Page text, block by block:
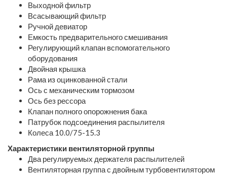
Выходной фильтр
Всасывающий фильтр
Ручной девиатор
Емкость предварительного смешивания
Регулирующий клапан вспомогательного
оборудования
Двойная крышка
Рама из оцинкованной стали
Ось с механическим тормозом
Ось без рессора
Клапан полного опорожнения бака
Патрубок подсоединения распылителя
Колеса 10.0/75-15.3
Характеристики вентиляторной группы
Два регулируемых держателя распылителей
Вентиляторная группа с двойным турбовентилятором